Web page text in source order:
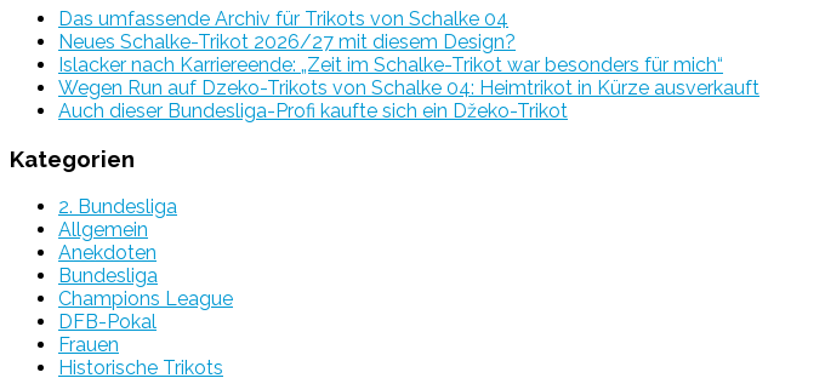
Das umfassende Archiv für Trikots von Schalke 04
Neues Schalke-Trikot 2026/27 mit diesem Design?
Islacker nach Karriereende: „Zeit im Schalke-Trikot war besonders für mich“
Wegen Run auf Dzeko-Trikots von Schalke 04: Heimtrikot in Kürze ausverkauft
Auch dieser Bundesliga-Profi kaufte sich ein Džeko-Trikot
Kategorien
2. Bundesliga
Allgemein
Anekdoten
Bundesliga
Champions League
DFB-Pokal
Frauen
Historische Trikots